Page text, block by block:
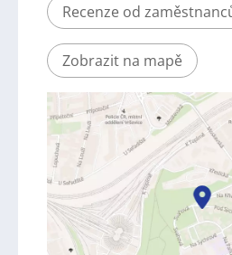
Recenze od
Zobrazit na mapě